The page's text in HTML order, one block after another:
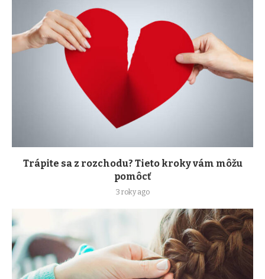
Trápite sa z rozchodu? Tieto kroky vám môžu
pomôcť
3 roky ago